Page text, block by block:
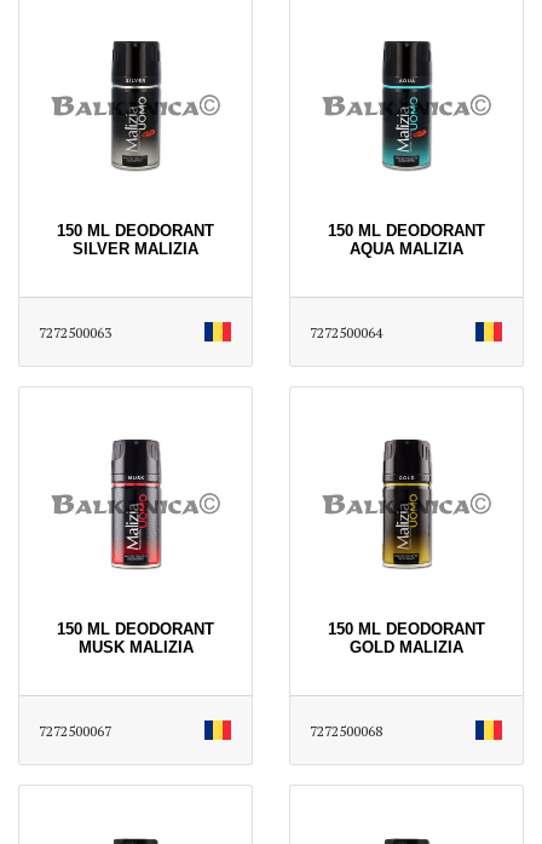
150 ML DEODORANT
SILVER MALIZIA
7272500063
150 ML DEODORANT
AQUA MALIZIA
7272500064
150 ML DEODORANT
MUSK MALIZIA
7272500067
150 ML DEODORANT
GOLD MALIZIA
7272500068